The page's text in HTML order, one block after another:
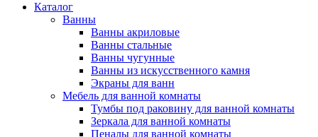
Каталог
Ванны
Ванны акриловые
Ванны стальные
Ванны чугунные
Ванны из искусственного камня
Экраны для ванн
Мебель для ванной комнаты
Тумбы под раковину для ванной комнаты
Зеркала для ванной комнаты
Пеналы для ванной комнаты